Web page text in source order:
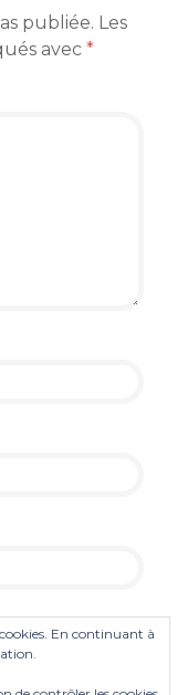
publiée. Les
avec *
mail et mon
prochain
En continuant à